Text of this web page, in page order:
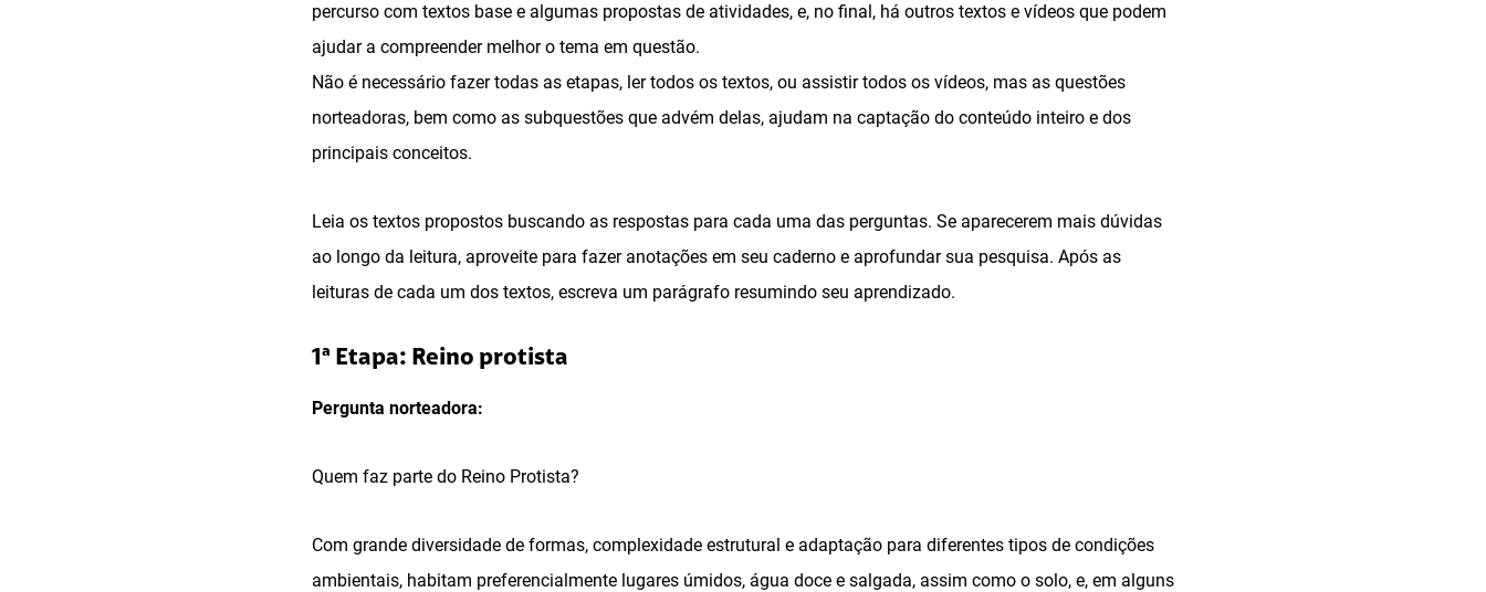
percurso com textos base e algumas propostas de atividades, e, no final, há outros textos e vídeos que podem
ajudar a compreender melhor o tema em questão.
Não é necessário fazer todas as etapas, ler todos os textos, ou assistir todos os vídeos, mas as questões
norteadoras, bem como as subquestões que advém delas, ajudam na captação do conteúdo inteiro e dos
principais conceitos.
Leia os textos propostos buscando as respostas para cada uma das perguntas. Se aparecerem mais dúvidas
ao longo da leitura, aproveite para fazer anotações em seu caderno e aprofundar sua pesquisa. Após as
leituras de cada um dos textos, escreva um parágrafo resumindo seu aprendizado.
1ª Etapa: Reino protista
Pergunta norteadora:
Quem faz parte do Reino Protista?
Com grande diversidade de formas, complexidade estrutural e adaptação para diferentes tipos de condições
ambientais, habitam preferencialmente lugares úmidos, água doce e salgada, assim como o solo, e, em alguns